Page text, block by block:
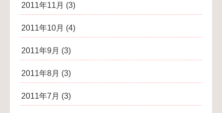
2011年11月 (3)
2011年10月 (4)
2011年9月 (3)
2011年8月 (3)
2011年7月 (3)